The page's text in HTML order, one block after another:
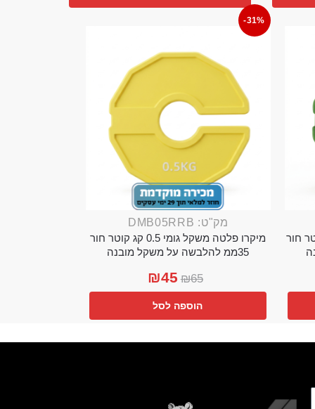
0.25 קג קוטר חור
-31%
מק"ט: DMB05RRB
מיקרו פלטה משקל גומי 0.5 קג קוטר חור
35ממ להלבשה על משקל מובנה
₪65
₪45
הוספה לסל